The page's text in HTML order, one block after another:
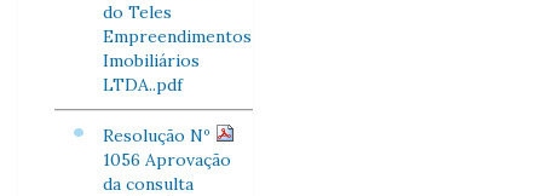
do Teles
Empreendimentos
Imobiliários
LTDA..pdf
Resolução Nº
1056 Aprovação
da consulta